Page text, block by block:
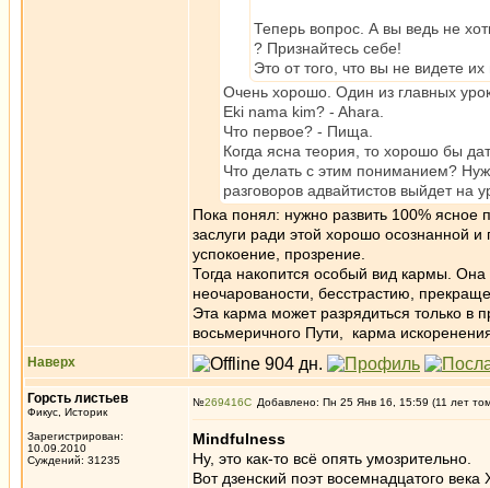
Теперь вопрос. А вы ведь не
? Признайтесь себе!
Это от того, что вы не видете
Очень хорошо. Один из главных
Eki nama kim? - Ahara.
Что первое? - Пища.
Когда ясна теория, то хорошо бы
Что делать с этим пониманием?
разговоров адвайтистов выйдет на
Пока понял: нужно развить 100%
заслуги ради этой хорошо осознанной
успокоение, прозрение.
Тогда накопится особый вид кармы.
неочарованости, бесстрастию,
Эта карма может разрядиться только в
восьмеричного Пути, карма
Наверх
Горсть листьев
Фикус, Историк
Зарегистрирован:
10.09.2010
Суждений: 31235
№269416 Добавлено: Пн 25 Янв 16, 15:59 (11 лет
Mindfulness
Ну, это как-то всё опять умозрительно.
Вот дзенский поэт восемнадцатого